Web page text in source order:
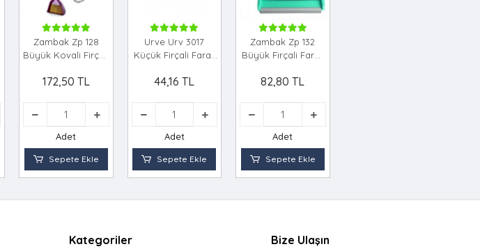
Zambak Zp 128
Büyük Kovali Firçali
172,50 TL
Adet
Sepete Ekle
Urve Urv 3017
Küçük Firçali Faraş
44,16 TL
Adet
Sepete Ekle
Zambak Zp 132
Büyük Firçali Faraş
82,80 TL
Adet
Sepete Ekle
Kategoriler Bize Ulaşın